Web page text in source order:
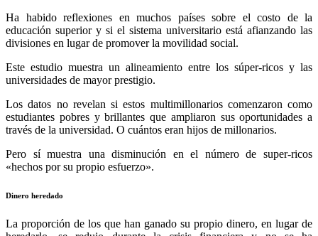
Ha habido reflexiones en muchos países sobre el costo de la
educación superior y si el sistema universitario está afianzando las
divisiones en lugar de promover la movilidad social.
Este estudio muestra un alineamiento entre los súper-ricos y las
universidades de mayor prestigio.
Los datos no revelan si estos multimillonarios comenzaron como
estudiantes pobres y brillantes que ampliaron sus oportunidades a
través de la universidad. O cuántos eran hijos de millonarios.
Pero sí muestra una disminución en el número de super-ricos
«hechos por su propio esfuerzo».
Dinero heredado
La proporción de los que han ganado su propio dinero, en lugar de